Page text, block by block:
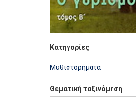
Κατηγορίες
Μυθιστορήματα
Θεματική ταξινόμηση